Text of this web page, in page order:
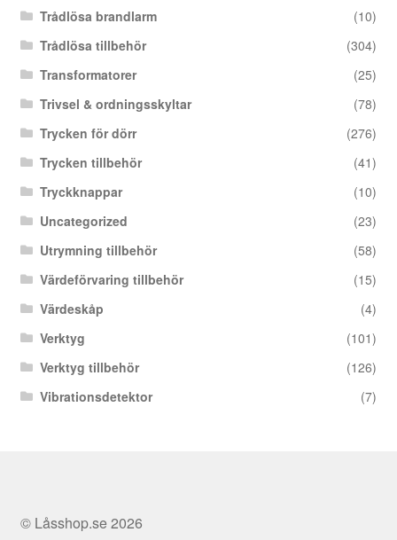
Trådlösa brandlarm
(10)
Trådlösa tillbehör
(304)
Transformatorer
(25)
Trivsel & ordningsskyltar
(78)
Trycken för dörr
(276)
Trycken tillbehör
(41)
Tryckknappar
(10)
Uncategorized
(23)
Utrymning tillbehör
(58)
Värdeförvaring tillbehör
(15)
Värdeskåp
(4)
Verktyg
(101)
Verktyg tillbehör
(126)
Vibrationsdetektor
(7)
© Låsshop.se 2026